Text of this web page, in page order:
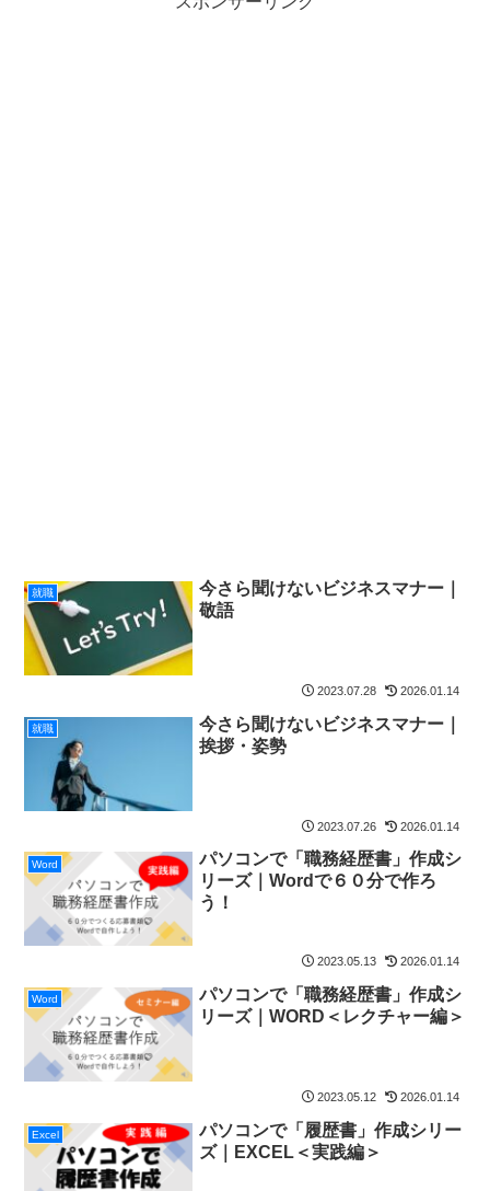
就職
今さら聞けないビジネスマナー｜
敬語
2023.07.28 2026.01.14
就職
今さら聞けないビジネスマナー｜
挨拶・姿勢
2023.07.26 2026.01.14
Word
パソコンで「職務経歴書」作成シ
リーズ｜Wordで６０分で作ろ
う！
2023.05.13 2026.01.14
Word
パソコンで「職務経歴書」作成シ
リーズ｜WORD＜レクチャー編＞
2023.05.12 2026.01.14
Excel
パソコンで「履歴書」作成シリー
ズ｜EXCEL＜実践編＞